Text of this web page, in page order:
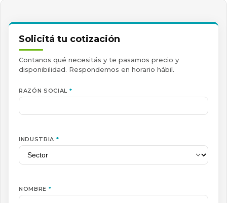
Solicitá tu cotización
Contanos qué necesitás y te pasamos precio y
disponibilidad. Respondemos en horario hábil.
RAZÓN SOCIAL *
INDUSTRIA *
NOMBRE *